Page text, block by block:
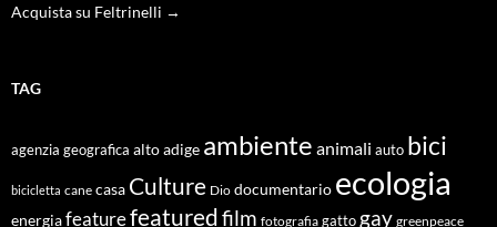
Acquista su Feltrinelli →
TAG
agenzia geografica alto adige ambiente animali auto bici
bicicletta cane casa Culture Dio documentario ecologia
energiafeaturefeaturedfilm fotografia gatto gay greenpeace